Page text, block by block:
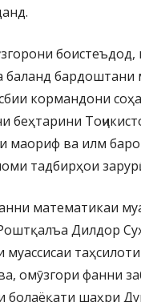
боистеъдод,
бардоштани
кормандони
беҳтарини
маориф ва илм
тадбирҳои
математикаи
Дилдор
муассисаи
омӯзгори фанни
болаёқати шаҳри